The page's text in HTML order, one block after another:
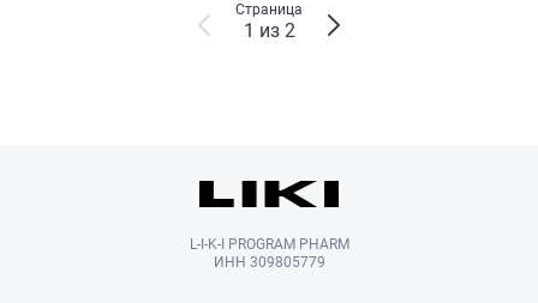
Страница
1 из 2
L-I-K-I PROGRAM PHARM
ИНН 309805779